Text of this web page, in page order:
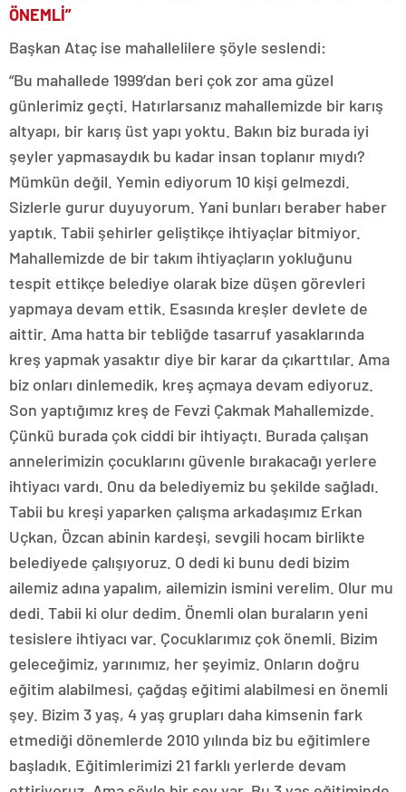
ÖNEMLİ”
Başkan Ataç ise mahallelilere şöyle seslendi:
“Bu mahallede 1999’dan beri çok zor ama güzel
günlerimiz geçti. Hatırlarsanız mahallemizde bir karış
altyapı, bir karış üst yapı yoktu. Bakın biz burada iyi
şeyler yapmasaydık bu kadar insan toplanır mıydı?
Mümkün değil. Yemin ediyorum 10 kişi gelmezdi.
Sizlerle gurur duyuyorum. Yani bunları beraber haber
yaptık. Tabii şehirler geliştikçe ihtiyaçlar bitmiyor.
Mahallemizde de bir takım ihtiyaçların yokluğunu
tespit ettikçe belediye olarak bize düşen görevleri
yapmaya devam ettik. Esasında kreşler devlete de
aittir. Ama hatta bir tebliğde tasarruf yasaklarında
kreş yapmak yasaktır diye bir karar da çıkarttılar. Ama
biz onları dinlemedik, kreş açmaya devam ediyoruz.
Son yaptığımız kreş de Fevzi Çakmak Mahallemizde.
Çünkü burada çok ciddi bir ihtiyaçtı. Burada çalışan
annelerimizin çocuklarını güvenle bırakacağı yerlere
ihtiyacı vardı. Onu da belediyemiz bu şekilde sağladı.
Tabii bu kreşi yaparken çalışma arkadaşımız Erkan
Uçkan, Özcan abinin kardeşi, sevgili hocam birlikte
belediyede çalışıyoruz. O dedi ki bunu dedi bizim
ailemiz adına yapalım, ailemizin ismini verelim. Olur mu
dedi. Tabii ki olur dedim. Önemli olan buraların yeni
tesislere ihtiyacı var. Çocuklarımız çok önemli. Bizim
geleceğimiz, yarınımız, her şeyimiz. Onların doğru
eğitim alabilmesi, çağdaş eğitimi alabilmesi en önemli
şey. Bizim 3 yaş, 4 yaş grupları daha kimsenin fark
etmediği dönemlerde 2010 yılında biz bu eğitimlere
başladık. Eğitimlerimizi 21 farklı yerlerde devam